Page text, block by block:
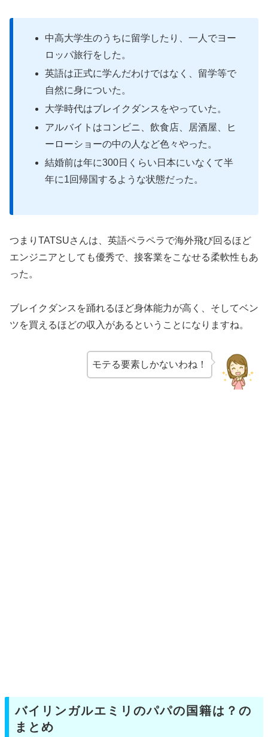
中高大学生のうちに留学したり、一人でヨー
ロッパ旅行をした。
英語は正式に学んだわけではなく、留学等で
自然に身についた。
大学時代はブレイクダンスをやっていた。
アルバイトはコンビニ、飲食店、居酒屋、ヒ
ーローショーの中の人など色々やった。
結婚前は年に300日くらい日本にいなくて半
年に1回帰国するような状態だった。
つまりTATSUさんは、英語ペラペラで海外飛び回るほど
エンジニアとしても優秀で、接客業をこなせる柔軟性もあ
った。
ブレイクダンスを踊れるほど身体能力が高く、そしてベン
ツを買えるほどの収入があるということになりますね。
モテる要素しかないわね！
バイリンガルエミリのパパの国籍は？の
まとめ